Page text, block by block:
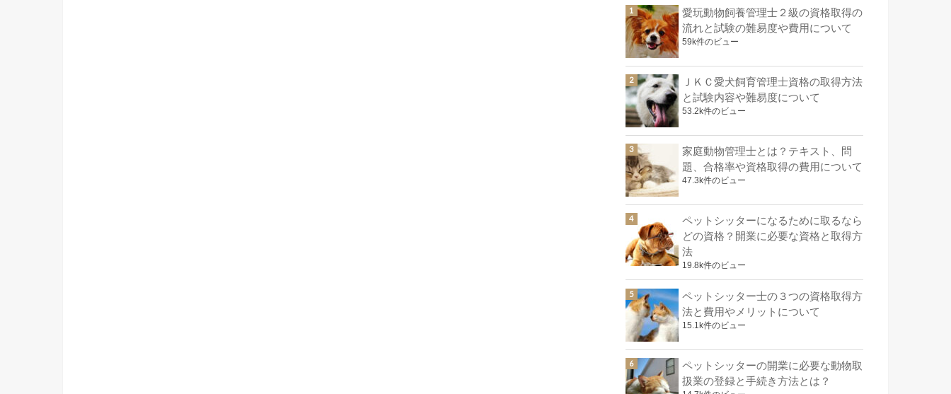
愛玩動物飼養管理士２級の資格取得の
流れと試験の難易度や費用について
59k件のビュー
ＪＫＣ愛犬飼育管理士資格の取得方法
と試験内容や難易度について
53.2k件のビュー
家庭動物管理士とは？テキスト、問
題、合格率や資格取得の費用について
47.3k件のビュー
ペットシッターになるために取るなら
どの資格？開業に必要な資格と取得方
法
19.8k件のビュー
ペットシッター士の３つの資格取得方
法と費用やメリットについて
15.1k件のビュー
ペットシッターの開業に必要な動物取
扱業の登録と手続き方法とは？